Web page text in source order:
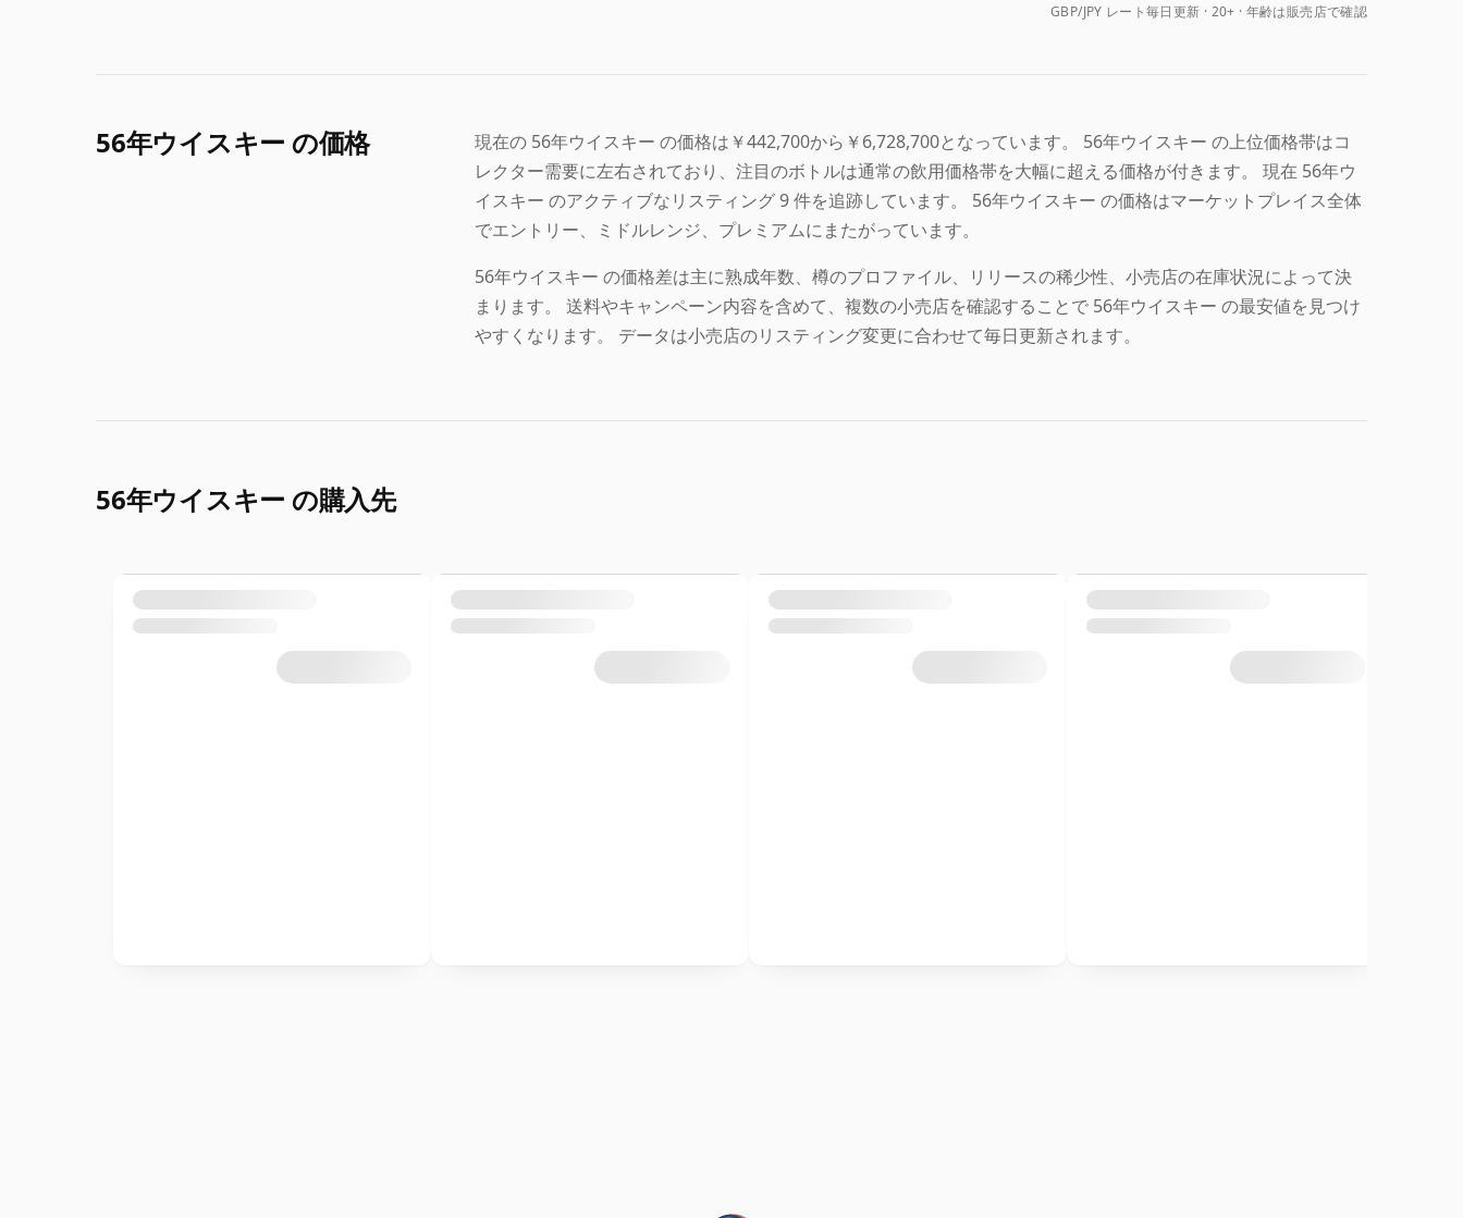
GBP/JPY レート毎日更新 20+ · 年齢は販売店で確認
56年ウイスキー の価格
現在の 56年ウイスキー の価格は￥442,700から￥6,728,700となっています。 56年ウイスキー の上位価格帯はコ
レクター需要に左右されており、注目のボトルは通常の飲用価格帯を大幅に超える価格が付きます。 現在 56年ウ
イスキー のアクティブなリスティング 9 件を追跡しています。 56年ウイスキー の価格はマーケットプレイス全体
でエントリー、ミドルレンジ、プレミアムにまたがっています。
56年ウイスキー の価格差は主に熟成年数、樽のプロファイル、リリースの稀少性、小売店の在庫状況によって決
まります。 送料やキャンペーン内容を含めて、複数の小売店を確認することで 56年ウイスキー の最安値を見つけ
やすくなります。 データは小売店のリスティング変更に合わせて毎日更新されます。
56年ウイスキー の購入先